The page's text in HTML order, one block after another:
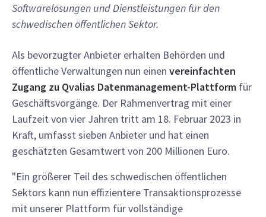
Softwarelösungen und Dienstleistungen für den
schwedischen öffentlichen Sektor.
Als bevorzugter Anbieter erhalten Behörden und
öffentliche Verwaltungen nun einen vereinfachten
Zugang zu Qvalias Datenmanagement-Plattform für
Geschäftsvorgänge. Der Rahmenvertrag mit einer
Laufzeit von vier Jahren tritt am 18. Februar 2023 in
Kraft, umfasst sieben Anbieter und hat einen
geschätzten Gesamtwert von 200 Millionen Euro.
"Ein größerer Teil des schwedischen öffentlichen
Sektors kann nun effizientere Transaktionsprozesse
mit unserer Plattform für vollständige